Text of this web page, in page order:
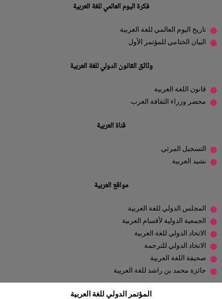
فكرة اليوم العالمي للغة العربية
تاريخ اليوم العالمي للغة العربية
البيان الختامي للمؤتمر الأول
وثائق القانون الدولي للغة العربية
قانون اللغة العربية
محضر وزراء الثقافة العرب
قناة العربية
التسجيل المرئي
نشيد العربية
مواقع العربية
المجلس الدولي للغة العربية
الجمعية الدولية لأقسام العربية
الاتحاد الدولي للغة العربية
الاتحاد الدولي للترجمة
صحيفة اللغة العربية
جائزة محمد بن راشد للغة العربية
المؤتمر الدولي للغة العربية